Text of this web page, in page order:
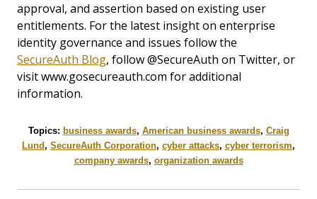
approval, and assertion based on existing user
entitlements. For the latest insight on enterprise
identity governance and issues follow the
SecureAuth Blog, follow @SecureAuth on Twitter, or
visit www.gosecureauth.com for additional
information.
Topics: business awards, American business awards, Craig
Lund, SecureAuth Corporation, cyber attacks, cyber terrorism,
company awards, organization awards